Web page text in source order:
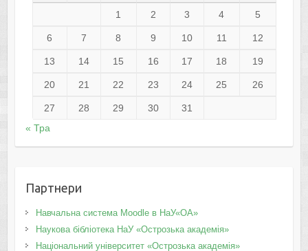
1 2 3 4 5
6 7 8 9 10 11 12
13 14 15 16 17 18 19
20 21 22 23 24 25 26
27 28 29 30
31
« Тра
Партнери
Навчальна система Moodle в НаУ«ОА»
Наукова бібліотека НаУ «Острозька академія»
Національний університет «Острозька академія»